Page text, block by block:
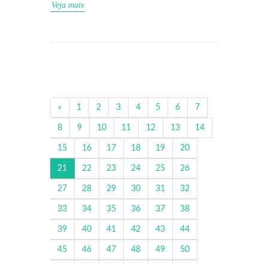
Veja mais
« 1 2 3 4 5 6 7
8 9 10 11 12 13 14
15 16 17 18 19 20
21 22 23 24 25 26
27 28 29 30 31 32
33 34 35 36 37 38
39 40 41 42 43 44
45 46 47 48 49 50